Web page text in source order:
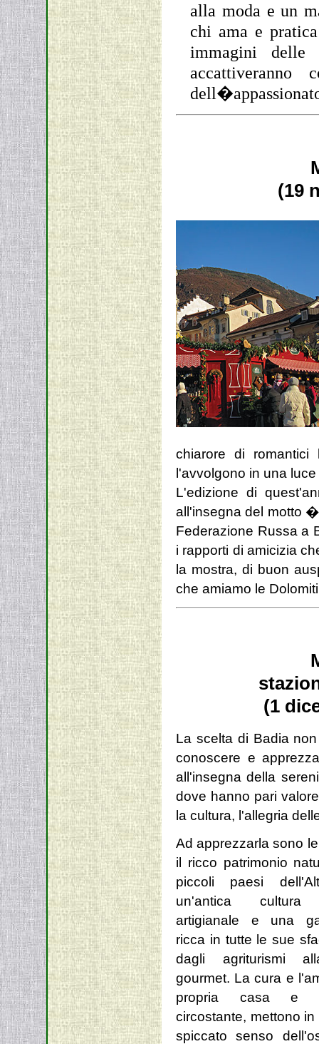
alla moda e un
chi ama e
immagini delle
(19
chiarore di
l'avvolgono in una
L'edizione di
all'insegna del motto
Federazione Russa a
i rapporti di amicizia
la mostra, di buon
che amiamo le
(1
La scelta di Badia
conoscere e
all'insegna della
dove hanno pari
la cultura, l'allegria
Ad apprezzarla sono
il ricco patrimonio
piccoli paesi
un'antica cultura
artigianale e una
ricca in tutte le sue
dagli agriturismi
gourmet. La cura e
propria casa e
circostante, mettono in
spiccato senso